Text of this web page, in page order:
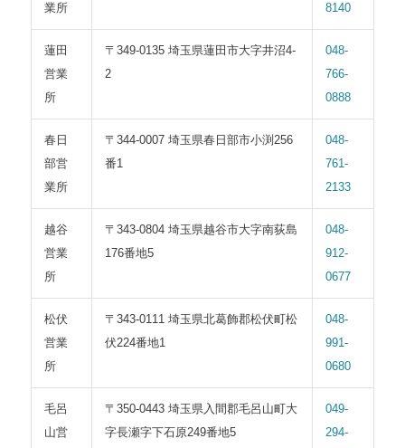
業所
8140
蓮田
営業
所
〒349-0135 埼玉県蓮田市大字井沼4-
2
048-
766-
0888
春日
部営
業所
〒344-0007 埼玉県春日部市小渕256
番1
048-
761-
2133
越谷
営業
所
〒343-0804 埼玉県越谷市大字南荻島
176番地5
048-
912-
0677
松伏
営業
所
〒343-0111 埼玉県北葛飾郡松伏町松
伏224番地1
048-
991-
0680
毛呂
山営
〒350-0443 埼玉県入間郡毛呂山町大
字長瀬字下石原249番地5
049-
294-